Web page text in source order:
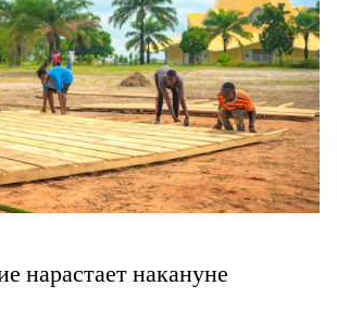
нарастает накануне